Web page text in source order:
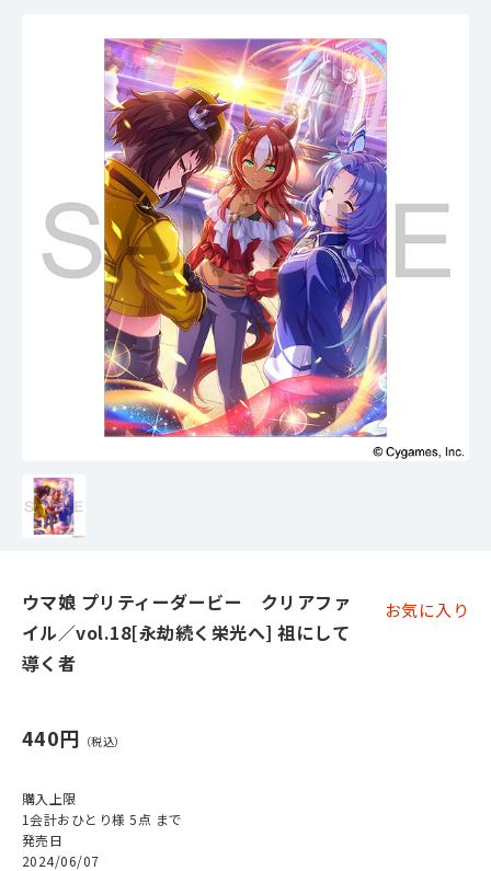
ウマ娘 プリティーダービー クリアファ
イル／vol.18[永劫続く栄光へ] 祖にして
導く者
お気に入り
440円
購入上限
1会計おひとり様 5点 まで
発売日
2024/06/07